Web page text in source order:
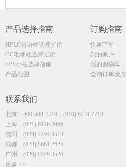
产品选择指南
HPLC色谱柱选择指南
GC毛细柱选择指南
SPE小柱选择指南
产品地图
订购指南
快速下单
我的账户
我的购物车
查询订单状态
联系我们
北京400-608-7719，(010) 6231.7719
上海(021) 6126.3966
沈阳(024) 2294.3513
成都(028) 8661.2625
广州(020) 8559.3520
更多 >>